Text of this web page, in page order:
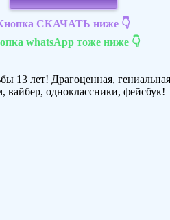
СКАЧАТЬ ниже 👇
whatsApp тоже ниже 👇
лет! Драгоценная,
вайбер, одноклассники, фейсбук!